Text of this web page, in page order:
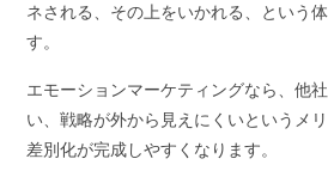
ネされる、その上をいかれる、という
す。
エモーションマーケティングなら、他
い、戦略が外から見えにくいというメ
差別化が完成しやすくなります。